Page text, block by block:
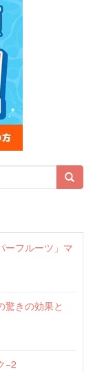
ーフルーツ」マ
驚きの効果と
−2